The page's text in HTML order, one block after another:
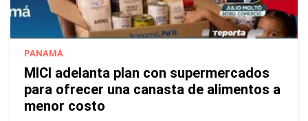
PANAMÁ
MICI adelanta plan con supermercados
para ofrecer una canasta de alimentos a
menor costo